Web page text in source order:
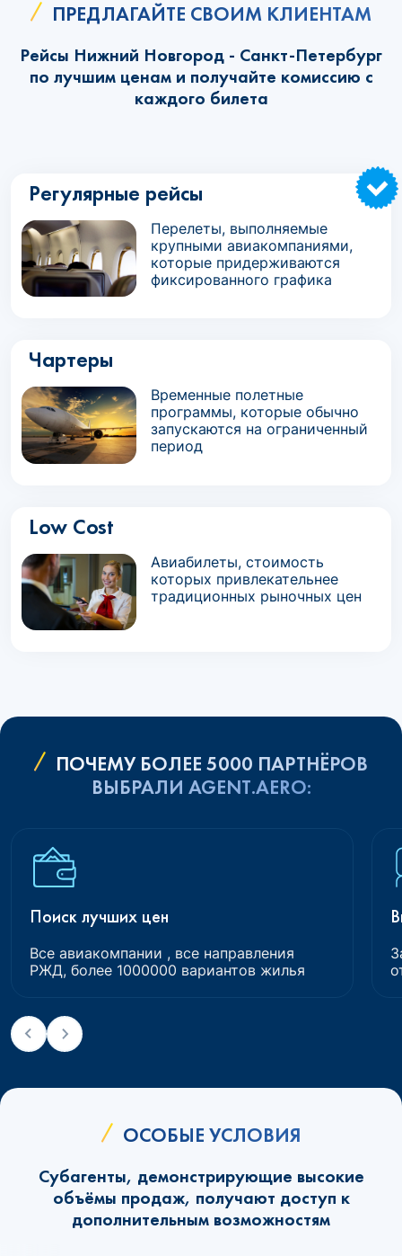
ПРЕДЛАГАЙТЕ СВОИМ КЛИЕНТАМ
Рейсы Нижний Новгород - Санкт-Петербург
по лучшим ценам и получайте комиссию с
каждого билета
Регулярные рейсы
Перелеты, выполняемые
крупными авиакомпаниями,
которые придерживаются
фиксированного графика
Чартеры
Временные полетные
программы, которые обычно
запускаются на ограниченный
период
Low Cost
Авиабилеты, стоимость
которых привлекательнее
традиционных рыночных цен
ПОЧЕМУ БОЛЕЕ 5000 ПАРТНЁРОВ
ВЫБРАЛИ AGENT.AERO:
Поиск лучших цен
Все авиакомпании , все направления
РЖД, более 1000000 вариантов жилья
ОСОБЫЕ УСЛОВИЯ
Субагенты, демонстрирующие высокие
объёмы продаж, получают доступ к
дополнительным возможностям